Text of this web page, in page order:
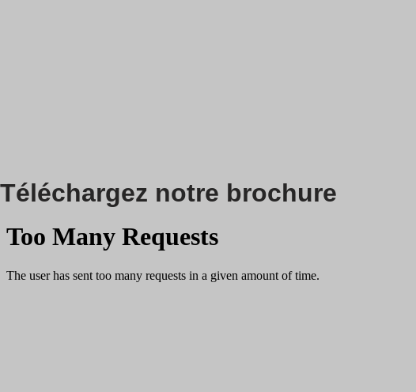
Téléchargez notre brochure